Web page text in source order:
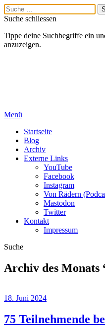
Suche schliessen
Tippe deine Suchbegriffe ein
anzuzeigen.
Menü
Startseite
Blog
Archiv
Externe Links
YouTube
Facebook
Instagram
Von Rädern
Mastodon
Twitter
Kontakt
Impressum
Suche
Archiv des Monats
18. Juni 2024
75 Teilnehmende